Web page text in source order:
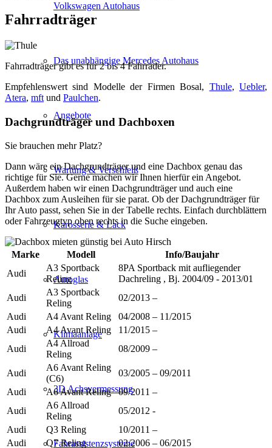
Volkswagen Autohaus
Das unabhängige Mercedes Autohaus
Angebote
Wartung & Verschleiß
Karosserie & Lack
Autoglas
Klimaanlage
3D Achsvermessung
Fahrassistenzsysteme
Fahrradträger
Fahrradträger gibt es für 2 bis 4 Fahrräder.
Empfehlenswert sind Modelle der Firmen Bosal, Thule,Uebler,
Atera, mft und Paulchen.
Dachgrundträger und Dachboxen
Sie brauchen mehr Platz?
Dann wäre ein Dachgrundträger und eine Dachbox genau das
richtige für Sie. Gerne machen wir Ihnen hierfür ein Angebot.
Außerdem haben wir einen Dachgrundträger und auch eine
Dachbox zum Ausleihen für sie parat. Ob der Dachgrundträger für
Ihr Auto passt, sehen Sie in der Tabelle rechts. Einfach durchblättern
oder Fahrzeugtyp oben rechts in die Suche eingeben.
Marke Modell
Info/Baujahr
Audi
A3 Sportback
Reling
8PA Sportback mit aufliegender
Dachreling , Bj. 2004/09 - 2013/01
Audi
A3 Sportback
Reling
02/2013 –
Audi
A4 Avant Reling
04/2008 – 11/2015
Audi
A4 Avant Reling
11/2015 –
Audi
A4 Allroad
Reling
08/2009 –
Audi
A6 Avant Reling
(C6)
03/2005 – 09/2011
Audi
A6 Avant Reling
09/2011 –
Audi
A6 Allroad
Reling
05/2012 -
Audi
Q3 Reling
10/2011 –
Audi
Q7 Reling 02/2006 – 06/2015